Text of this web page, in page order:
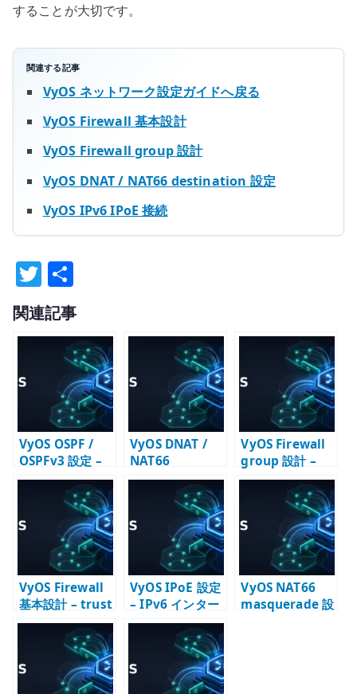
することが大切です。
関連する記事
VyOS ネットワーク設定ガイドへ戻る
VyOS Firewall 基本設計
VyOS Firewall group 設計
VyOS DNAT / NAT66 destination 設定
VyOS IPv6 IPoE 接続
T
w
it
te
有
関連記事
VyOS OSPF /
OSPFv3 設定 –
IPv4 / IPv6 の動
的ルーティング
を設計する
VyOS DNAT /
NAT66
destination 設
定 – 公開サービ
スへの転送と
Firewall
VyOS Firewall
group 設計 –
address-group
/ port-group /
interface-
group を確認す
VyOS Firewall
基本設計 – trust
/ outside-in /
outside-local
VyOS IPoE 設定
– IPv6 インター
ネット接続の基
VyOS NAT66
masquerade 設